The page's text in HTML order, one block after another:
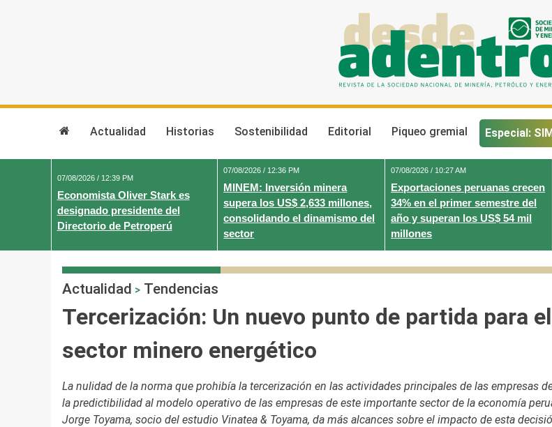
Actualidad Historias Sostenibilidad Editorial Piqueo gremial Especial:
07/08/2026 / 12:39 PM
Economista Oliver Stark es
designado presidente del
Directorio de Petroperú
07/08/2026 / 12:36 PM
MINEM: Inversión minera
supera los US$ 2,633 millones,
consolidando el dinamismo del
sector
07/08/2026 / 10:27 AM
Exportaciones peruanas crecen
34% en el primer semestre del
año y superan los US$ 54 mil
millones
Actualidad > Tendencias
Tercerización: Un nuevo punto de partida para el
sector minero energético
La nulidad de la norma que prohibía la tercerización en las actividades principales de las empresas
la predictibilidad al modelo operativo de las empresas de este importante sector de la economía
Jorge Toyama, socio del estudio Vinatea & Toyama, da más alcances sobre el impacto de esta